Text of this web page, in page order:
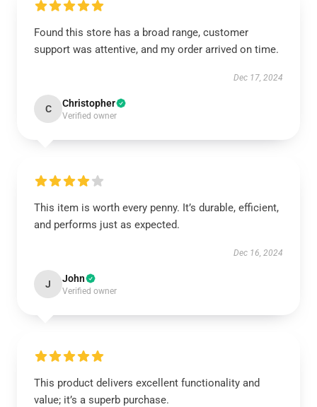
Found this store has a broad range, customer
support was attentive, and my order arrived on time.
Dec 17, 2024
C Christopher
Verified owner
This item is worth every penny. It’s durable, efficient,
and performs just as expected.
Dec 16, 2024
J John
Verified owner
This product delivers excellent functionality and
value; it’s a superb purchase.